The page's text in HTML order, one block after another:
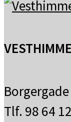
Tlf. 98 64